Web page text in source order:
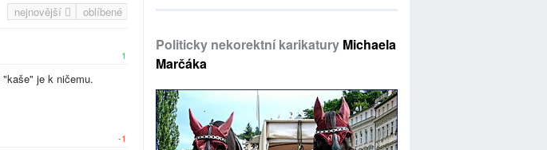
nejnovější oblíbené
1
je k ničemu.
-1
Politicky nekorektní karikatury Michaela
Marčáka